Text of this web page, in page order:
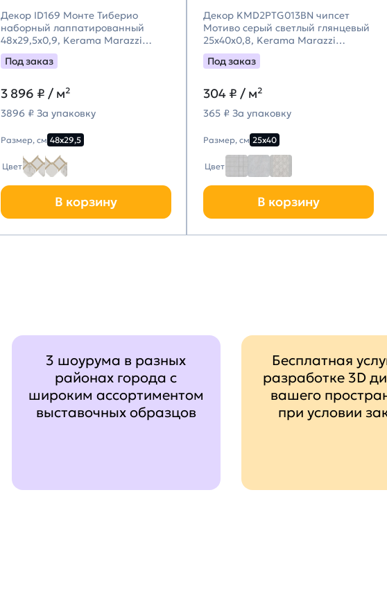
Декор ID169 Монте Тиберио
наборный лаппатированный
48x29,5x0,9, Kerama Marazzi
(Керама Марацци)
Под заказ
3 896 ₽ / м²
3896 ₽ За упаковку
Размер, см 48х29,5
Цвет
В корзину
Декор KMD2PTG013BN чипсет
Мотиво серый светлый глянцевый
25x40x0,8, Kerama Marazzi
(Керама Марацци)
Под заказ
304 ₽ / м²
365 ₽ За упаковку
Размер, см 25х40
Цвет
В корзину
3 шоурума в разных
районах города с
широким ассортиментом
выставочных образцов
Бесплатная
разработке 3D
вашего
при условии